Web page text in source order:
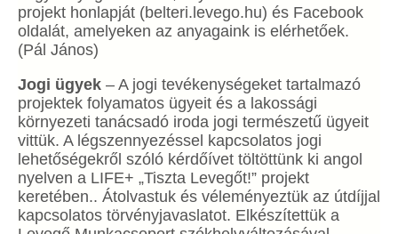
projekt honlapját (belteri.levego.hu) és Facebook
oldalát, amelyeken az anyagaink is elérhetőek.
(Pál János)
Jogi ügyek – A jogi tevékenységeket tartalmazó
projektek folyamatos ügyeit és a lakossági
környezeti tanácsadó iroda jogi természetű ügyeit
vittük. A légszennyezéssel kapcsolatos jogi
lehetőségekről szóló kérdőívet töltöttünk ki angol
nyelven a LIFE+ „Tiszta Levegőt!” projekt
keretében.. Átolvastuk és véleményeztük az útdíjjal
kapcsolatos törvényjavaslatot. Elkészítettük a